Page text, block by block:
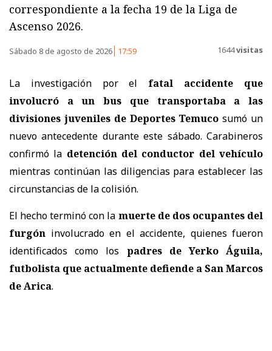
correspondiente a la fecha 19 de la Liga de
Ascenso 2026.
Sábado 8 de agosto de 2026 17:59 1644visitas
La investigación por el fatal accidente que
involucró a un bus que transportaba a las
divisiones juveniles de Deportes Temuco sumó un
nuevo antecedente durante este sábado. Carabineros
confirmó la detención del conductor del vehículo
mientras continúan las diligencias para establecer las
circunstancias de la colisión.
El hecho terminó con la muerte de dos ocupantes del
furgón involucrado en el accidente, quienes fueron
identificados como los padres de Yerko Águila,
futbolista que actualmente defiende a San Marcos
de Arica.